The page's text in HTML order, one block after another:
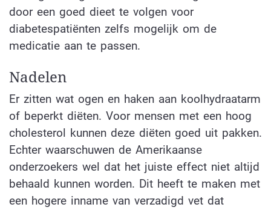
door een goed dieet te volgen voor
diabetespatiënten zelfs mogelijk om de
medicatie aan te passen.
Nadelen
Er zitten wat ogen en haken aan koolhydraatarm
of beperkt diëten. Voor mensen met een hoog
cholesterol kunnen deze diëten goed uit pakken.
Echter waarschuwen de Amerikaanse
onderzoekers wel dat het juiste effect niet altijd
behaald kunnen worden. Dit heeft te maken met
een hogere inname van verzadigd vet dat